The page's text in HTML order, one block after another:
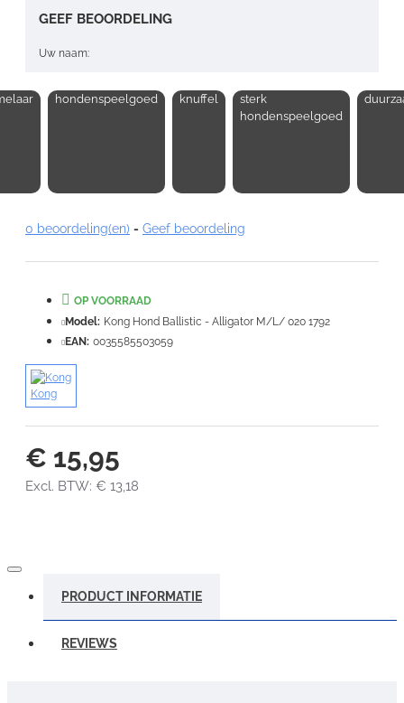
GEEF BEOORDELING
Uw naam:
Note:HTML-code wordt niet vertaald!
VERDER
hondenspeelgoed knuffel
sterk
hondenspeelgoed
0 beoordeling(en) - Geef beoordeling
€ 15,95
Excl. BTW: € 13,18
OP VOORRAAD
Model: Kong Hond Ballistic - Alligator M/L/ 020 1792
EAN: 0035585503059
Kong
PRODUCT INFORMATIE
REVIEWS